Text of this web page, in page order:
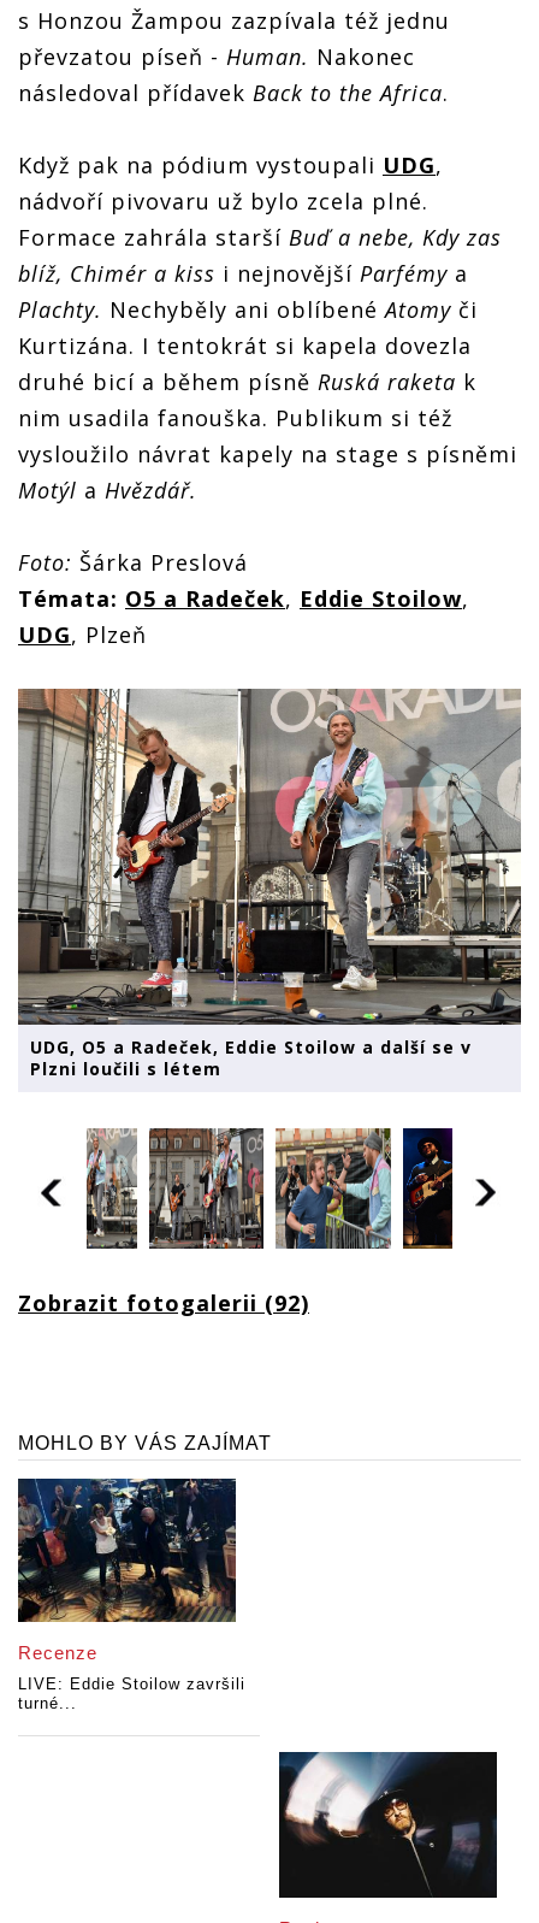
s Honzou Žampou zazpívala též jednu
převzatou píseň - Human. Nakonec
následoval přídavek Back to the Africa.
Když pak na pódium vystoupali UDG,
nádvoří pivovaru už bylo zcela plné.
Formace zahrála starší Buď a nebe, Kdy zas
blíž, Chimér a kiss i nejnovější Parfémy a
Plachty. Nechyběly ani oblíbenéAtomy či
Kurtizána. I tentokrát si kapela dovezla
druhé bicí a během písně Ruská raketa k
nim usadila fanouška. Publikum si též
vysloužilo návrat kapely na stage s písněmi
Motýl a Hvězdář.
Foto: Šárka Preslová
Témata: O5 a Radeček, Eddie Stoilow,
UDG, Plzeň
UDG, O5 a Radeček, Eddie Stoilow a další se v
Plzni loučili s létem
Zobrazit fotogalerii (92)
MOHLO BY VÁS ZAJÍMAT
Recenze
LIVE: Eddie Stoilow završili
turné...